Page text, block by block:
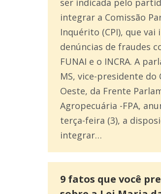
ser indicada pelo
integrar a Comissão
Inquérito (CPI), que vai
denúncias de fraudes
FUNAI e o INCRA. A
MS, vice-presidente do
Oeste, da Frente
Agropecuária -FPA,
terça-feira (3), a
integrar…
9 fatos que você